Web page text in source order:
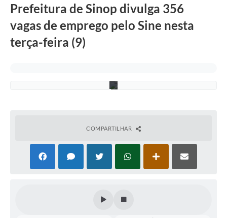
Prefeitura de Sinop divulga 356
vagas de emprego pelo Sine nesta
terça-feira (9)
n
B
COMPARTILHAR